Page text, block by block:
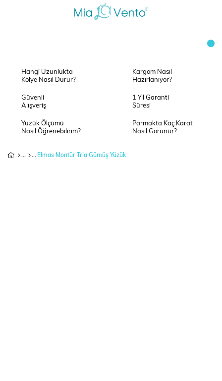
Hangi Uzunlukta
Kolye Nasıl Durur?
Kargom Nasıl
Hazırlanıyor?
Güvenli
Alışveriş
1 Yıl Garanti
Süresi
Yüzük Ölçümü
Nasıl Öğrenebilirim?
Parmakta Kaç Karat
Nasıl Görünür?
Elmas Montür Tria Gümüş Yüzük